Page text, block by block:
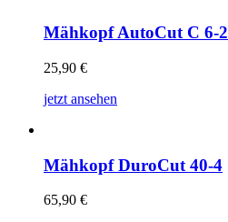
Mähkopf AutoCut C 6-2
25,90 €
jetzt ansehen
Mähkopf DuroCut 40-4
65,90 €